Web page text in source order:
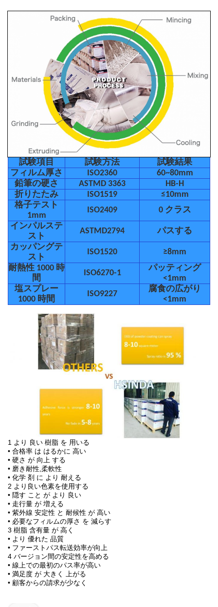
試験項目 試験方法
試験結果
フィルム厚さ
ISO2360
60~80mm
鉛筆の硬さ
ASTMD 3363
HB-H
折りたたみ
ISO1519
≤10mm
格子テスト
1mm
ISO2409
0 クラス
インパルステ
スト
ASTMD2794
パスする
カッパングテ
スト
ISO1520
≥8mm
耐熱性 1000 時
間
ISO6270-1
パッティング
<1mm
塩スプレー
1000 時間
ISO9227
腐食の広がり
<1mm
1 より 良い 樹脂 を 用いる
• 合格率 は はるかに 高い
• 硬さ が 向上 する
• 磨き耐性,柔軟性
• 化学 剤 に より 耐える
2 より良い色素を使用する
• 隠す こと が より 良い
• 走行量 が 増える
• 紫外線 安定性 と 耐候性 が 高い
• 必要なフィルムの厚さ を 減らす
3 樹脂 含有量 が 高く
• より 優れた 品質
• ファーストパス転送効率が向上
4 バージョン間の安定性を高める
• 線上での最初のパス率が高い
• 満足度 が 大きく 上がる
• 顧客からの請求が少なく